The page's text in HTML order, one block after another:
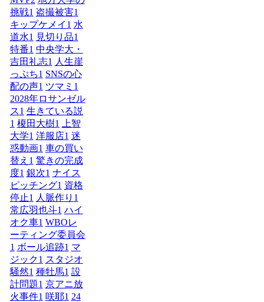
挑戦1 盗撮被害1
キップケメイ 1 水
道水1 見切り品1
特番1 中央学大・
吉田礼志1 人生崖
っぷち1 SNSの心
配の声1 ツマミ 1
2028年ロサンゼル
ス1 生きている説
1 榎田大樹1
上智
大学1 洋服店1 迷
惑動画1 車の買い
替え 1 驚きの完成
度1 銀次1 ナイス
ピッチング1 資格
停止1 人脈作り 1
常広羽也斗1 ハイ
オク車1 WBOレ
ーティング委員会
1 ボール追跡1 マ
ジック1 スタジオ
騒然1 種牡馬1 設
計問題1 京アニ放
火事件1 咲耶1 24